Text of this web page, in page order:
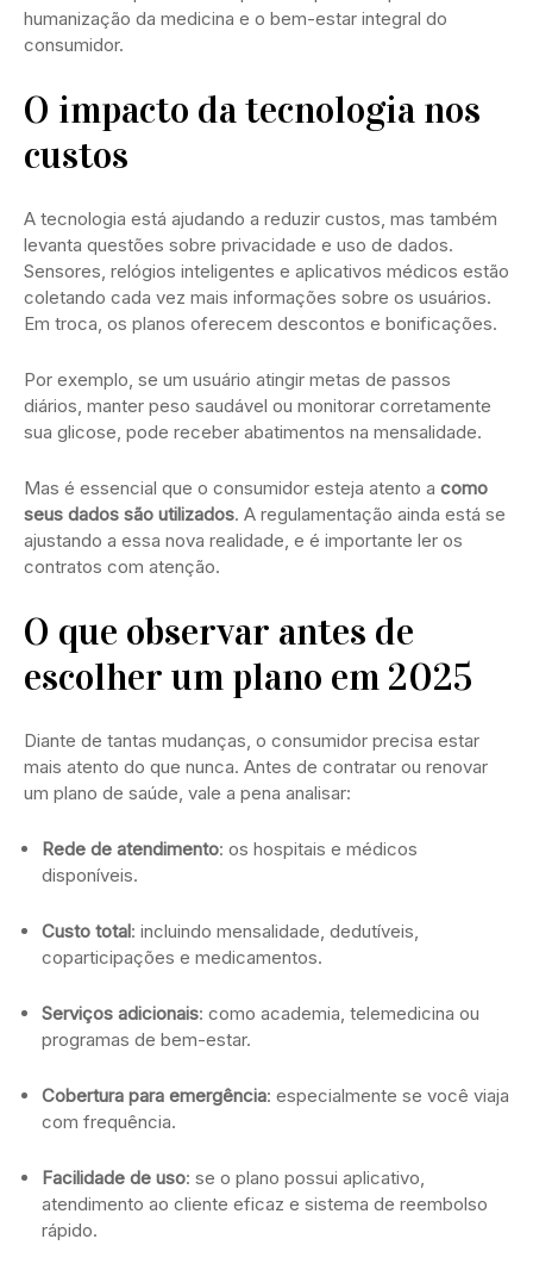
humanização da medicina e o bem-estar integral do
consumidor.
O impacto da tecnologia nos
custos
A tecnologia está ajudando a reduzir custos, mas também
levanta questões sobre privacidade e uso de dados.
Sensores, relógios inteligentes e aplicativos médicos estão
coletando cada vez mais informações sobre os usuários.
Em troca, os planos oferecem descontos e bonificações.
Por exemplo, se um usuário atingir metas de passos
diários, manter peso saudável ou monitorar corretamente
sua glicose, pode receber abatimentos na mensalidade.
Mas é essencial que o consumidor esteja atento a como
seus dados são utilizados. A regulamentação ainda está se
ajustando a essa nova realidade, e é importante ler os
contratos com atenção.
O que observar antes de
escolher um plano em 2025
Diante de tantas mudanças, o consumidor precisa estar
mais atento do que nunca. Antes de contratar ou renovar
um plano de saúde, vale a pena analisar:
Rede de atendimento: os hospitais e médicos
disponíveis.
Custo total: incluindo mensalidade, dedutíveis,
coparticipações e medicamentos.
Serviços adicionais: como academia, telemedicina ou
programas de bem-estar.
Cobertura para emergência: especialmente se você viaja
com frequência.
Facilidade de uso: se o plano possui aplicativo,
atendimento ao cliente eficaz e sistema de reembolso
rápido.